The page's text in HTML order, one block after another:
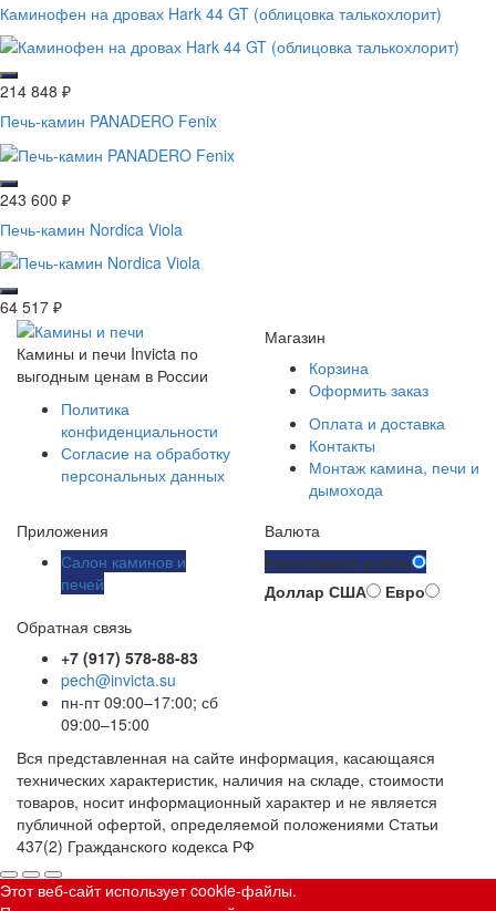
Каминофен на дровах Hark 44 GT (облицовка талькохлорит)
214 848 ₽
Печь-камин PANADERO Fenix
243 600 ₽
Печь-камин Nordica Viola
64 517 ₽
Камины и печи Invicta по
выгодным ценам в России
Политика
конфиденциальности
Согласие на обработку
персональных данных
Магазин
Корзина
Оформить заказ
Оплата и доставка
Контакты
Монтаж камина, печи и
дымохода
Приложения
Салон каминов и
печей
Валюта
Российский рубль
Доллар США
Евро
Обратная связь
+7 (917) 578-88-83
pech@invicta.su
пн-пт 09:00–17:00; сб
09:00–15:00
Вся представленная на сайте информация, касающаяся
технических характеристик, наличия на складе, стоимости
товаров, носит информационный характер и не является
публичной офертой, определяемой положениями Статьи
437(2) Гражданского кодекса РФ
Этот веб-сайт использует cookie-файлы.